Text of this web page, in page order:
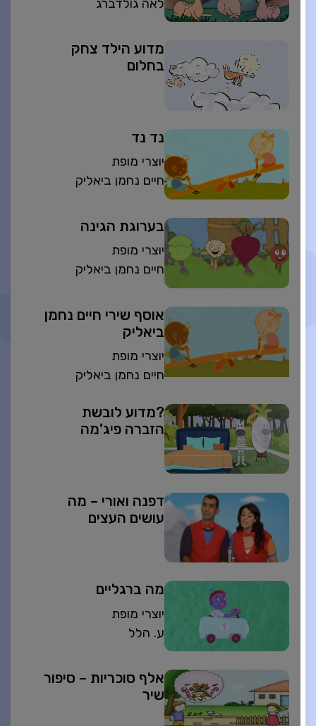
לאה גולדברג
מדוע הילד צחק
בחלום
נד נד
יוצרי מופת
חיים נחמן ביאליק
בערוגת הגינה
יוצרי מופת
חיים נחמן ביאליק
אוסף שירי חיים נחמן
ביאליק
יוצרי מופת
חיים נחמן ביאליק
?מדוע לובשת
הזברה פיג'מה
דפנה ואורי – מה
עושים העצים
מה ברגליים
יוצרי מופת
ע. הלל
אלף סוכריות – סיפור
שיר